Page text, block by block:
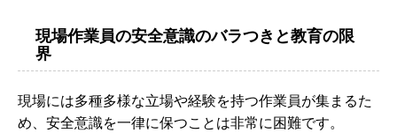
現場作業員の安全意識のバラつきと教育の限
界
現場には多種多様な立場や経験を持つ作業員が集まるた
め、安全意識を一律に保つことは非常に困難です。